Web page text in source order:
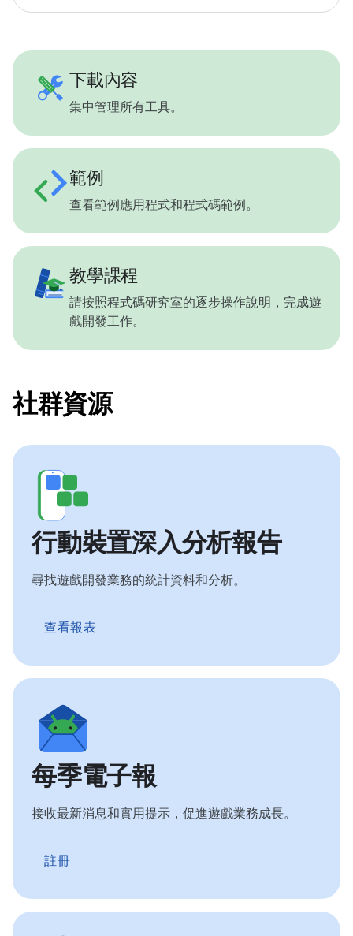
下載內容
集中管理所有工具。
範例
查看範例應用程式和程式碼範例。
教學課程
請按照程式碼研究室的逐步操作說明，完成遊
戲開發工作。
社群資源
行動裝置深入分析報告
尋找遊戲開發業務的統計資料和分析。
查看報表
每季電子報
接收最新消息和實用提示，促進遊戲業務成長。
註冊